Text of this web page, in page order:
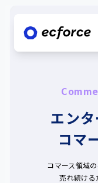
サービス/ソリュ
EC販売
エン
コマ
コマース領域
売れ続ける